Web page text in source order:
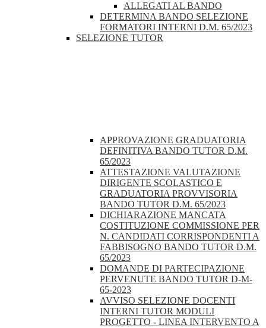
ALLEGATI AL BANDO
DETERMINA BANDO SELEZIONE
FORMATORI INTERNI D.M. 65/2023
SELEZIONE TUTOR
APPROVAZIONE GRADUATORIA
DEFINITIVA BANDO TUTOR D.M.
65/2023
ATTESTAZIONE VALUTAZIONE
DIRIGENTE SCOLASTICO E
GRADUATORIA PROVVISORIA
BANDO TUTOR D.M. 65/2023
DICHIARAZIONE MANCATA
COSTITUZIONE COMMISSIONE PER
N. CANDIDATI CORRISPONDENTI A
FABBISOGNO BANDO TUTOR D.M.
65/2023
DOMANDE DI PARTECIPAZIONE
PERVENUTE BANDO TUTOR D-M-
65-2023
AVVISO SELEZIONE DOCENTI
INTERNI TUTOR MODULI
PROGETTO - LINEA INTERVENTO A